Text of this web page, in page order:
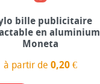
bille publicitaire
en aluminium
Moneta
à partir de0,20 €